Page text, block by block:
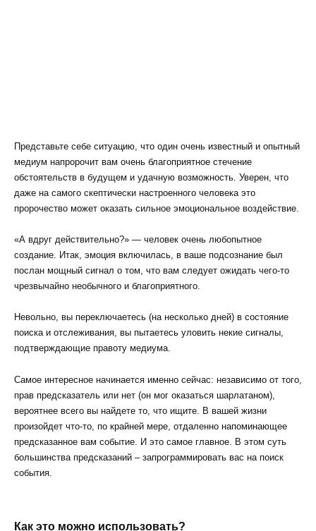
Представьте себе ситуацию, что один очень известный и опытный
медиум напророчит вам очень благоприятное стечение
обстоятельств в будущем и удачную возможность. Уверен, что
даже на самого скептически настроенного человека это
пророчество может оказать сильное эмоциональное воздействие.
«А вдруг действительно?» — человек очень любопытное
создание. Итак, эмоция включилась, в ваше подсознание был
послан мощный сигнал о том, что вам следует ожидать чего-то
чрезвычайно необычного и благоприятного.
Невольно, вы переключаетесь (на несколько дней) в состояние
поиска и отслеживания, вы пытаетесь уловить некие сигналы,
подтверждающие правоту медиума.
Самое интересное начинается именно сейчас: независимо от того,
прав предсказатель или нет (он мог оказаться шарлатаном),
вероятнее всего вы найдете то, что ищите. В вашей жизни
произойдет что-то, по крайней мере, отдаленно напоминающее
предсказанное вам событие. И это самое главное. В этом суть
большинства предсказаний – запрограммировать вас на поиск
события.
Как это можно использовать?